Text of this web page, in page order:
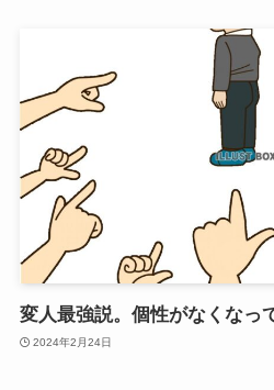
変人最強説。個性がなくなっ
2024年2月24日